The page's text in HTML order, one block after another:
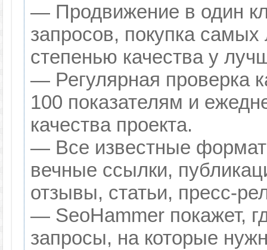
— Продвижение в один
запросов, покупка
степенью качества у
— Регулярная проверка
100 показателям и
качества проекта.
— Все известные
вечные ссылки,
отзывы, статьи, пресс-
— SeoHammer покажет,
запросы, на которые